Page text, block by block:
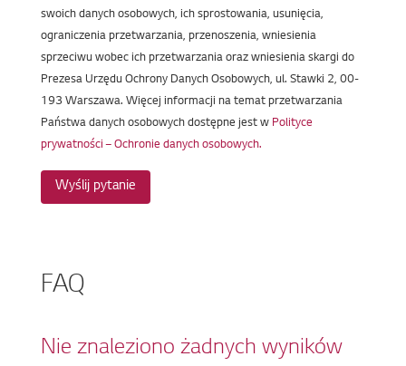
swoich danych osobowych, ich sprostowania, usunięcia,
ograniczenia przetwarzania, przenoszenia, wniesienia
sprzeciwu wobec ich przetwarzania oraz wniesienia skargi do
Prezesa Urzędu Ochrony Danych Osobowych, ul. Stawki 2, 00-
193 Warszawa. Więcej informacji na temat przetwarzania
Państwa danych osobowych dostępne jest w Polityce
prywatności – Ochronie danych osobowych.
Wyślij pytanie
FAQ
Nie znaleziono żadnych wyników